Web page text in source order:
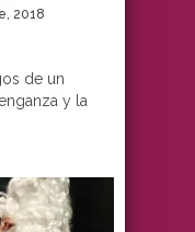
2018
de un
y la